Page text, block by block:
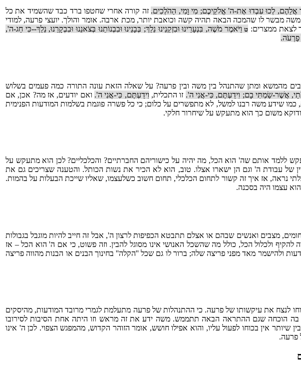
לְכוּ עִבְדוּ אֶת-ה' אֱלֹקֵיכֶם; מִי וָמִי, הַהֹלְכִים. זה קורה אחרי שחטפו ברד כבד שהשמיד את כל
מבשר לו שהמכה הבאה תהיה קשה וכואבת יותר, מכת ארבה. אומר והולך. יועצי פרעה, למודי
לצאת ממצרים: טוַיֹּאמֶר מֹשֶׁה, בִּנְעָרֵינוּ וּבִזְקֵנֵינוּ נֵלֵךְ; בְּבָנֵינוּ וּבִבְנוֹתֵנוּ בְּצֹאנֵנוּ וּבִבְקָרֵנוּ, נֵלֵךְ--כִּי חַג-ה',
פַרְעֹה.
מהמשא ומתן שהתנהל בין משה ובין פרעה? על שאלה הזאת עונה התורה כמה פעמים בשלוש
אֲשֶׁר-שַׂמְתִּי בָם; וִידַעְתֶּם, כִּי-אֲנִי ה'. זו התכלית, וִידַעְתֶּם, כִּי-אֲנִי ה'. ואם יודעים, אז מה? אכן, אם
כמו שידע משה רבנו למשל, לא מתפשרים על כלום; כי כל פשרה פוגמת בשלמות המודעות הפנימית
משום כך הוא מתעקש על שיחרור חלקי.
ללמד אותם שה' הוא הכל, מה יהיה על כישוריהם החברתיים? והכלכליים? לכן הוא מתעקש על
של עבודת ה' וגם הן ישארו אצלו. טוב, הוא לא הכיר את נשות הכותל. והטענה שצריכים גם את
נראה, אז איך זה קשור לתחום הכלכלי, תחום חשוב כשלעצמו, שאליו שייכת הבעלות על בהמות.
עצמו היה בסכנה.
מצבים ואנשים שבהם או אצלם תתבטא הכפיפות לרצון ה', אבל זה חייב להיות מוגבל בגבולות
ולכלול הכל, כולל מה שהשכל האנושי אינו מסוגל להבין. וזה פשוט, כי אם ה' הוא הכל – אז
ולהישמר מאד מפני פריצה שלה; ברור לו גם שכל ''הקלה'' בחינוך הבנים או הבנות מהווה פריצה
לנצח את עיקשותו של פרעה. כי ההתנהלות של פרעה מתעלמת לגמרי מרובד המודעות, מהיסקים
אין בה הוכחה שגם ההתראה הבאה תתממש. משה ידע את זה מראש וזו היתה אחת הסיבות לסירובו
אין בכוחו לפעול עליו, והוא אפילו חושש, אומר הזוהר הקדוש, מהמפגש הצפוי. לכן ה' אינו
פרעה.